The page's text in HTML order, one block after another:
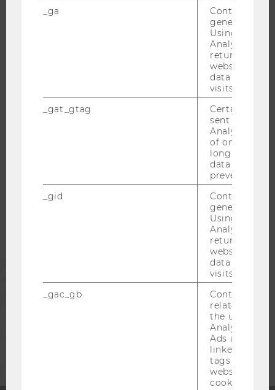
RESEARCH CAREER
STUDIERENDE
MITARBEITENDE
_ga
Contains a
generated
Using this
Analytics can
returning
website and
data from
visits.
_gat_gtag
Certain data
sent to
Analytics a
of once per
long as it is
data
prevented.
_gid
Contains a
generated
Using this
Analytics can
returning
website and
data from
visits.
_gac_gb
Contains
related
the user. If
Analytics and
Ads accounts
linked, the
tags on the
website read
cookie.